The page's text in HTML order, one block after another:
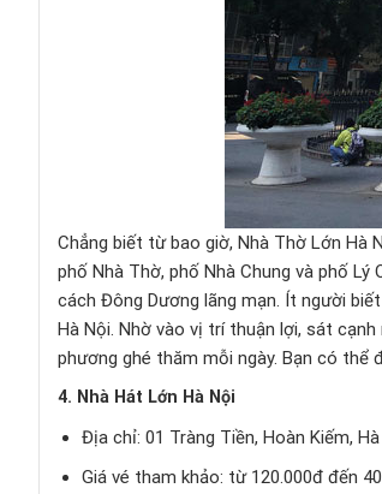
Chẳng biết từ bao giờ, Nhà Thờ Lớn Hà
phố Nhà Thờ, phố Nhà Chung và phố
cách Đông Dương lãng mạn. Ít người
Hà Nội. Nhờ vào vị trí thuận lợi, sát
phương ghé thăm mỗi ngày. Bạn có
4. Nhà Hát Lớn Hà Nội
Địa chỉ: 01 Tràng Tiền, Hoàn Kiếm,
Giá vé tham khảo: từ 120.000đ đến